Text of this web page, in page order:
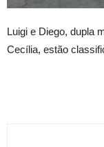
Luigi e Diego, dupla
Cecília, estão